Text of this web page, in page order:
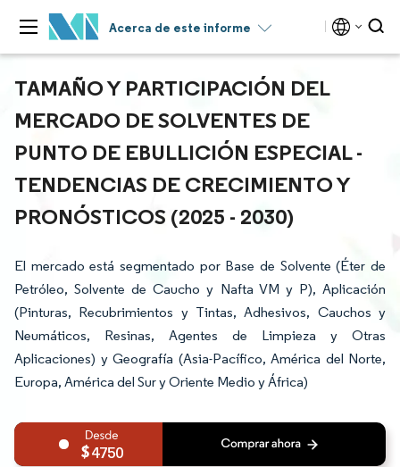
Acerca de este informe
TAMAÑO Y PARTICIPACIÓN DEL
MERCADO DE SOLVENTES DE
PUNTO DE EBULLICIÓN ESPECIAL -
TENDENCIAS DE CRECIMIENTO Y
PRONÓSTICOS (2025 - 2030)
El mercado está segmentado por Base de Solvente (Éter de
Petróleo, Solvente de Caucho y Nafta VM y P), Aplicación
(Pinturas, Recubrimientos y Tintas, Adhesivos, Cauchos y
Neumáticos, Resinas, Agentes de Limpieza y Otras
Aplicaciones) y Geografía (Asia-Pacífico, América del Norte,
Europa, América del Sur y Oriente Medio y África)
4750